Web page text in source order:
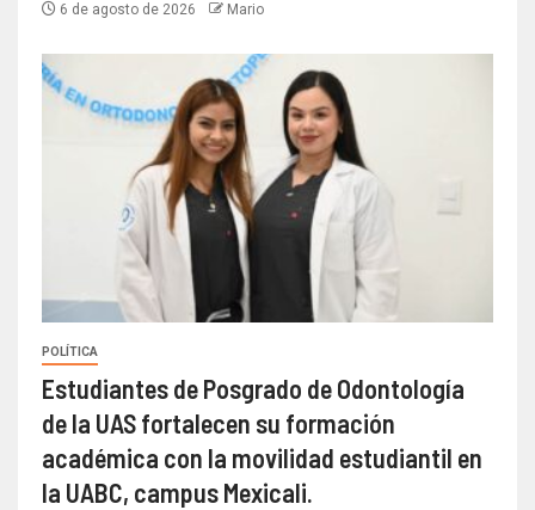
6 de agosto de 2026 Mario
POLÍTICA
Estudiantes de Posgrado de Odontología
de la UAS fortalecen su formación
académica con la movilidad estudiantil en
la UABC, campus Mexicali.